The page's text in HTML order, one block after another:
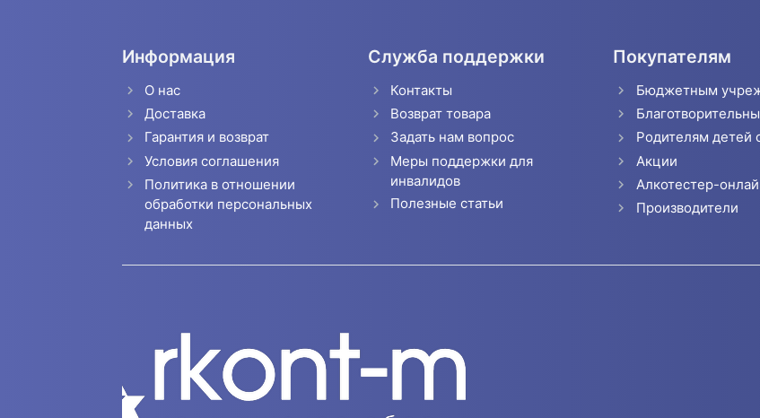
Информация
О нас
Доставка
Гарантия и возврат
Условия соглашения
Политика в отношении
обработки персональных
данных
Служба поддержки
Контакты
Возврат товара
Задать нам вопрос
Меры поддержки для
инвалидов
Полезные статьи
Покупателям
Бюджетным
Родителям детей
Акции
Алкотестер-
Производители